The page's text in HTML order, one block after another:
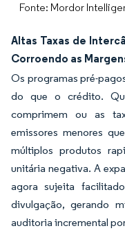
Fonte: Mordor
Altas Taxas de
Corroendo as
Os programas pré-
do que o crédito.
comprimem ou as
emissores menores
múltiplos produtos
unitária negativa. A
agora sujeita
divulgação, gerando
auditoria incremental